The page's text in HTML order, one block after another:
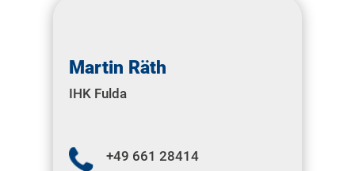
Martin Räth
IHK Fulda
+49 661 28414